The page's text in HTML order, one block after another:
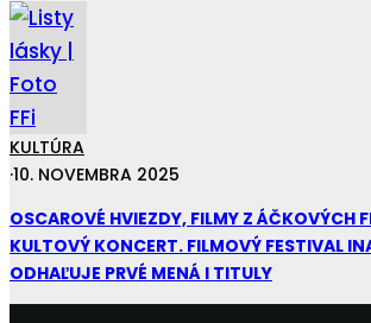
KULTÚRA
·10. NOVEMBRA 2025
OSCAROVÉ HVIEZDY, FILMY Z ÁČKOVÝCH
KULTOVÝ KONCERT. FILMOVÝ FESTIVAL
ODHAĽUJE PRVÉ MENÁ I TITULY